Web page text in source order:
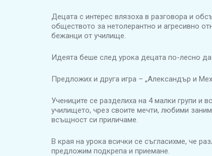
Децата с интерес влязоха в разговора и
обществото за нетолерантно и агресивно
бежанци от училище.
Идеята беше след урока децата по-лесно да
Предложих и друга игра – „Александър и
Учениците се разделиха на 4 малки групи и
училището, чрез своите мечти, любими
всъщност си приличаме.
В края на урока всички се съгласихме, че
предложим подкрепа и приемане.